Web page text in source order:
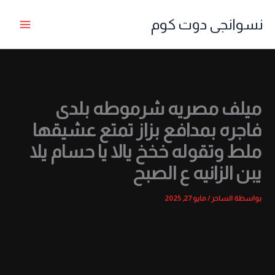
نسوانجى دوت كوم
ميلف مصريه شرموطه بلدى
فاجره بمدافع بزاز تمتع عشيقها
ملط وتقوله خخخ يالا يا حسام يلا
يبن الزانيه ع الصبح
بواسطة الساحر/مايو 27, 2025